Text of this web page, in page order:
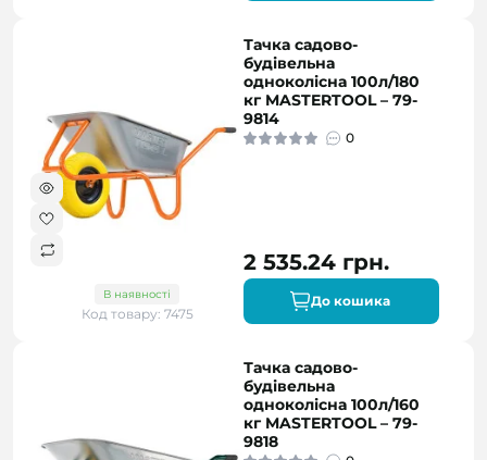
В наявності
Код товару: 7475
Тачка садово-
будівельна
одноколісна 100л/180
кг MASTERTOOL – 79-
9814
0
2 535.24 грн.
До кошика
Тачка садово-
будівельна
одноколісна 100л/160
кг MASTERTOOL – 79-
9818